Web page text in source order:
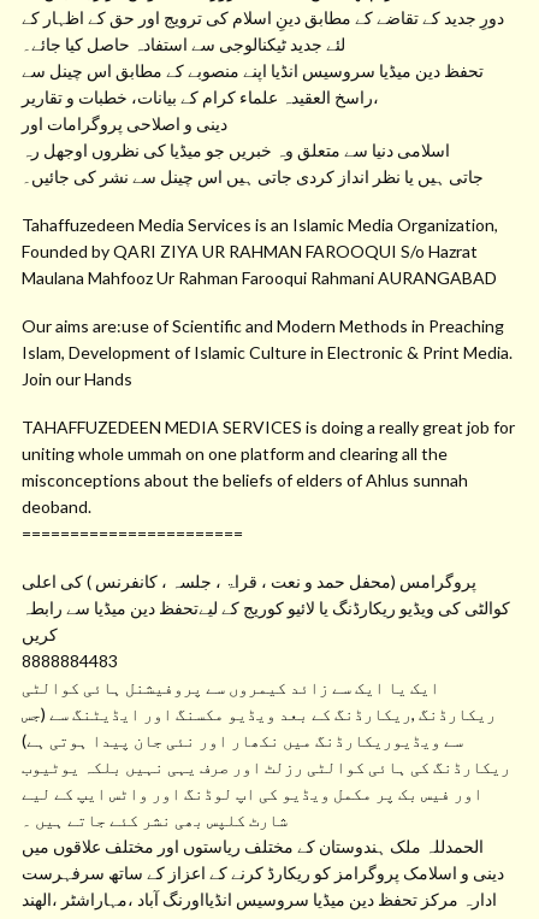
دورِ جدید کے تقاضے کے مطابق دینِ اسلام کی ترویج اور حق کے اظہار کے
لئے جدید ٹیکنالوجی سے استفادہ حاصل کیا جائے۔
تحفظ دین میڈیا سروسیس انڈیا اپنے منصوبے کے مطابق اس چینل سے
راسخ العقیدہ علماء کرام کے بیانات، خطبات و تقاریر،
دینی و اصلاحی پروگرامات اور
اسلامی دنیا سے متعلق وہ خبریں جو میڈیا کی نظروں اوجھل رہ
جاتی ہیں یا نظر انداز کردی جاتی ہیں اس چینل سے نشر کی جائیں۔
Tahaffuzedeen Media Services is an Islamic Media Organization,
Founded by QARI ZIYA UR RAHMAN FAROOQUI S/o Hazrat
Maulana Mahfooz Ur Rahman Farooqui Rahmani AURANGABAD
Our aims are:use of Scientific and Modern Methods in Preaching
Islam, Development of Islamic Culture in Electronic & Print Media.
Join our Hands
TAHAFFUZEDEEN MEDIA SERVICES is doing a really great job for
uniting whole ummah on one platform and clearing all the
misconceptions about the beliefs of elders of Ahlus sunnah
deoband.
=======================
پروگرامس (محفل حمد و نعت ، قراۃ ، جلسہ ، کانفرنس ) کی اعلی
کوالٹی کی ویڈیو ریکارڈنگ یا لائیو کوریج کے لیےتحفظ دین میڈیا سے رابطہ
کریں
8888884483
ایک یا ایک سے زائد کیمروں سے پروفیشنل ہائی کوالٹی
ریکارڈنگ ,ریکارڈنگ کے بعد ویڈیو مکسنگ اور ایڈیٹنگ سے (جس
سے ویڈیوریکارڈنگ میں نکھار اور نئی جان پیدا ہوتی ہے)
ریکارڈنگ کی ہائی کوالٹی رزلٹ اور صرف یہی نہیں بلکہ یوٹیوب
اور فیس بک پر مکمل ویڈیو کی اپ لوڈنگ اور واٹس ایپ کے لیے
شارٹ کلپس بھی نشر کئے جاتے ہیں ۔
الحمدللہ ملک ہندوستان کے مختلف ریاستوں اور مختلف علاقوں میں
دینی و اسلامک پروگرامز کو ریکارڈ کرنے کے اعزاز کے ساتھ سرفہرست
ادارہ مرکز تحفظ دین میڈیا سروسیس انڈیااورنگ آباد ،مہاراشٹر ،الھند